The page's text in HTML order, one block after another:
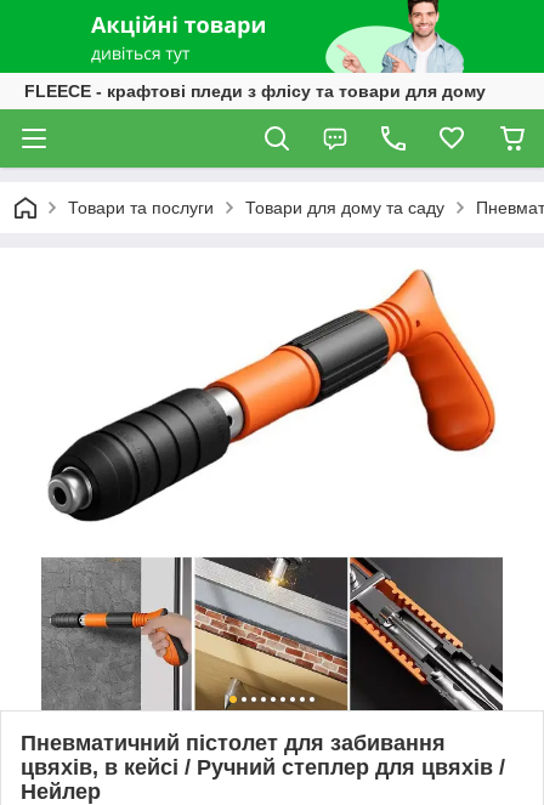
FLEECE - крафтові пледи з флісу та товари для дому
Товари та послуги Товари для дому та саду
Пневматичний пістолет для забивання
цвяхів, в кейсі / Ручний степлер для цвяхів /
Нейлер